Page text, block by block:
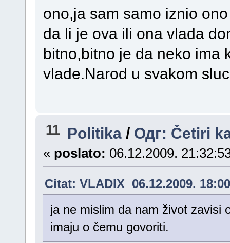
ono,ja sam samo iznio
da li je ova ili ona vlada
bitno,bitno je da neko ima
vlade.Narod u svakom
11 Politika / Одг: Četiri
« poslato: 06.12.2009.
Citat: VLADIX 06.12.2009.
ja ne mislim da nam život zavisi
imaju o čemu govoriti.